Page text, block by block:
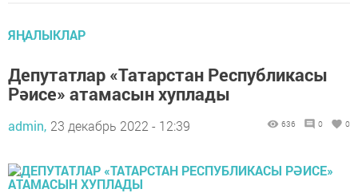
ЯҢАЛЫКЛАР
Депутатлар «Татарстан Республикасы
Рәисе» атамасын хуплады
admin, 23 декабрь 2022 - 12:39 636 0 0